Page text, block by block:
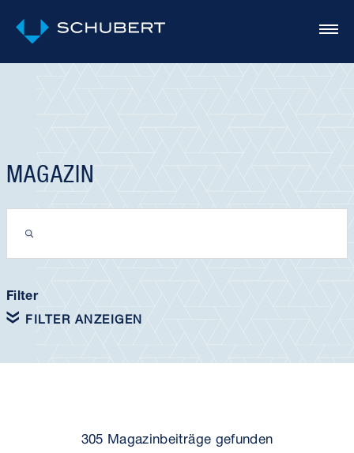
MAGAZIN
Filter
FILTER ANZEIGEN
305 Magazinbeiträge gefunden